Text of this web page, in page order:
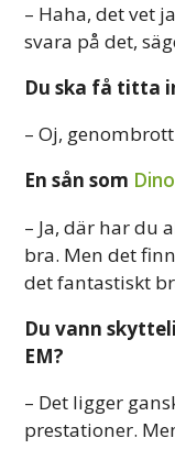
– Haha, det vet
svara på det,
Du ska få titta
– Oj,
En sån som
– Ja, där har du
bra. Men det
det fantastiskt
Du vann
EM?
– Det ligger
prestationer.